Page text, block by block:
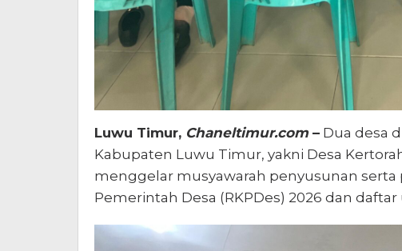
Luwu Timur, Chaneltimur.com– Dua desa
Kabupaten Luwu Timur, yakni Desa
menggelar musyawarah penyusunan serta
Pemerintah Desa (RKPDes) 2026 dan